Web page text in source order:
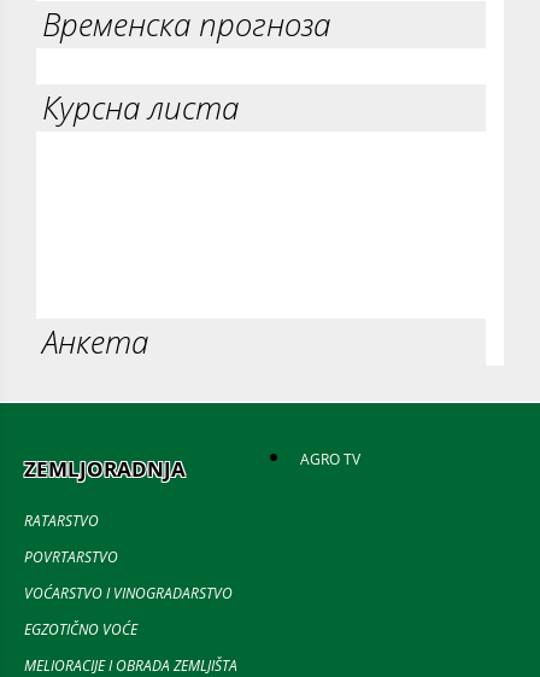
Временска прогноза
Курсна листа
Анкета
ZEMLJORADNJA
RATARSTVO
POVRTARSTVO
VOĆARSTVO I VINOGRADARSTVO
EGZOTIČNO VOĆE
MELIORACIJE I OBRADA ZEMLJIŠTA
AGRO TV